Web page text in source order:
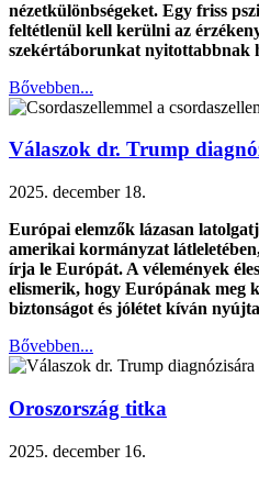
nézetkülönbségeket. Egy friss
feltétlenül kell kerülni az
szekértáborunkat nyitottabbnak
Bővebben...
Válaszok dr. Trump
2025. december 18.
Európai elemzők lázasan
amerikai kormányzat
írja le Európát. A vélemények
elismerik, hogy Európának meg
biztonságot és jólétet kíván
Bővebben...
Oroszország titka
2025. december 16.